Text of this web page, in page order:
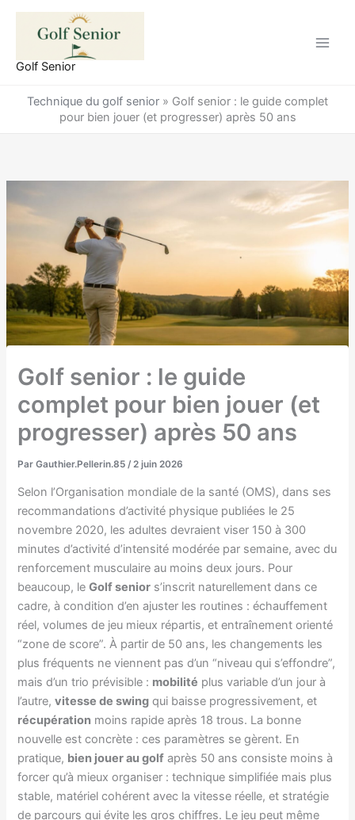
Aller
Golf Senior
Technique du golf senior » Golf senior : le guide complet
pour bien jouer (et progresser) après 50 ans
Golf senior : le guide
complet pour bien jouer (et
progresser) après 50 ans
ParGauthier.Pellerin.85 /2 juin 2026
Selon l’Organisation mondiale de la santé (OMS), dans ses
recommandations d’activité physique publiées le 25
novembre 2020, les adultes devraient viser 150 à 300
minutes d’activité d’intensité modérée par semaine, avec du
renforcement musculaire au moins deux jours. Pour
beaucoup, leGolf senior s’inscrit naturellement dans ce
cadre, à condition d’en ajuster les routines : échauffement
réel, volumes de jeu mieux répartis, et entraînement orienté
“zone de score”. À partir de 50 ans, les changements les
plus fréquents ne viennent pas d’un “niveau qui s’effondre”,
mais d’un trio prévisible : mobilité plus variable d’un jour à
l’autre,vitesse de swing qui baisse progressivement, et
récupération moins rapide après 18 trous. La bonne
nouvelle est concrète : ces paramètres se gèrent. En
pratique, bien jouer au golf après 50 ans consiste moins à
forcer qu’à mieux organiser : technique simplifiée mais plus
stable, matériel cohérent avec la vitesse réelle, et stratégie
de parcours qui évite les gros chiffres. Le jeu peut même